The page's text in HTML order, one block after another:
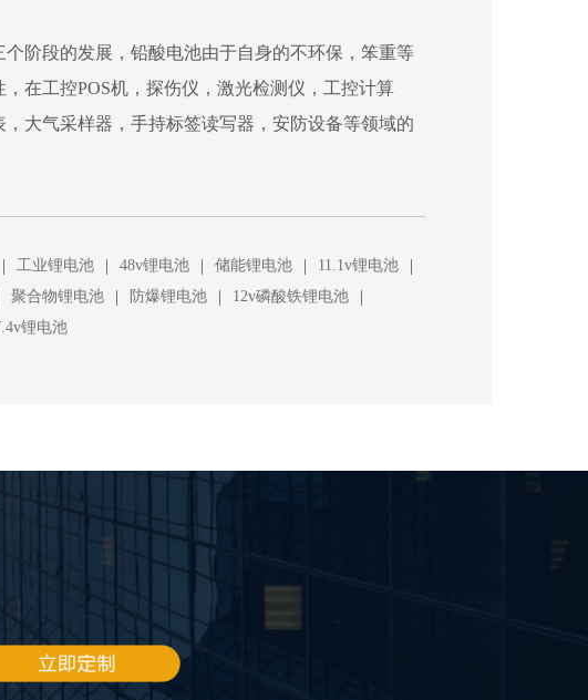
阶段的发展，铅酸电池由于自身的不环保，笨重等
在工控POS机，探伤仪，激光检测仪，工控计算
大气采样器，手持标签读写器，安防设备等领域的
| 工业锂电池 | 48v锂电池 | 储能锂电池 | 11.1v锂电池 |
聚合物锂电池 | 防爆锂电池 | 12v磷酸铁锂电池 |
锂电池